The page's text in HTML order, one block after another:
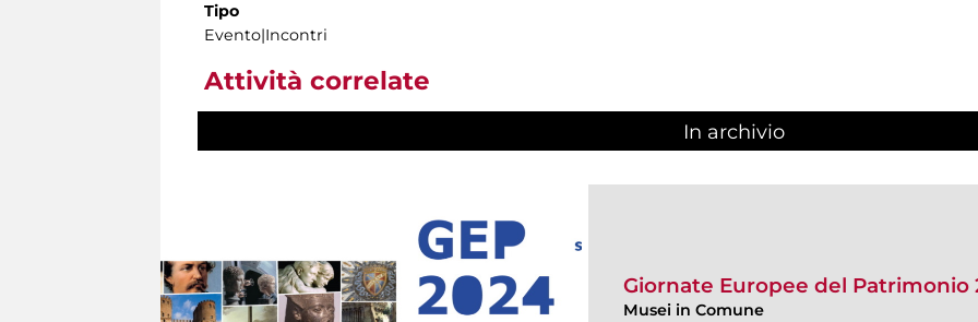
Tipo
Evento|Incontri
Attività correlate
In archivio
Giornate Europee del Patrimonio
Musei in Comune